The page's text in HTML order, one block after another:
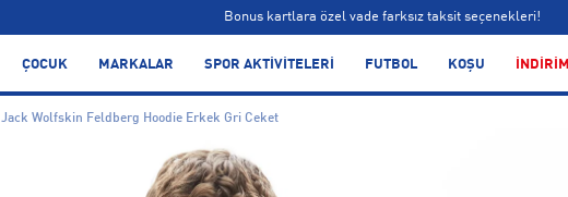
Bonus kartlara özel vade farksız taksit seçenekleri!
ÇOCUK MARKALAR SPOR AKTİVİTELERİ FUTBOL KOŞU İNDİRİM
Jack Wolfskin Feldberg Hoodie Erkek Gri Ceket